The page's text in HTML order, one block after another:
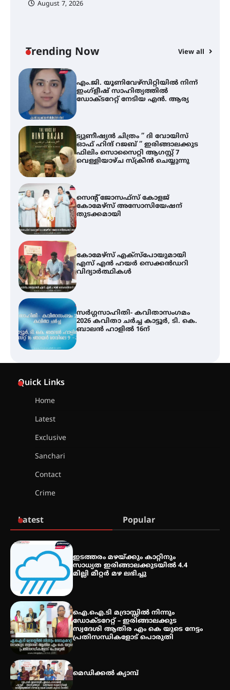
August 7, 2026
Trending Now View all
ട്യുണീഷ്യൻ ചിത്രം ” ദി വോയിസ്
ഓഫ് ഹിന്ദ് റജബ് ” ഇരിങ്ങാലക്കുട
ഫിലിം സൊസൈറ്റി ആഗസ്റ്റ് 7
വെള്ളിയാഴ്ച സ്‌ക്രീൻ ചെയ്യുന്നു
സെന്റ് ജോസഫ്സ് കോളജ്
കോമേഴ്‌സ് അസോസിയേഷന്
തുടക്കമായി
കോമേഴ്സ് എക്സ്പോയുമായി
എസ് എൻ ഹയർ സെക്കൻഡറി
വിദ്യാർത്ഥികൾ
സർഗ്ഗസാഹിതി- കവിതാസംഗമം
2026 കവിതാ ചർച്ച കാട്ടൂർ, ടി. കെ.
ബാലൻ ഹാളിൽ 16ന്
ശക്തമായ മഴ തുടരുന്നു – തൃശൂർ
ജില്ലയിൽ എല്ലാ വിദ്യാഭ്യാസ
സ്ഥാപനങ്ങൾക്കും ശനിയാഴ്ച
അവധി
എസ് എൻ ഹയർ സെക്കൻഡറി
വിദ്യാർത്ഥികൾ
2026 കവിതാ ചർച്ച കാട്ടൂർ, ടി. കെ.
ബാലൻ ഹാളിൽ 16ന്
Quick Links
Home
Latest
Exclusive
Sanchari
Contact
Crime
Latest Popular
ഇടത്തരം മഴയ്ക്കും കാറ്റിനും
സാധ്യത ഇരിങ്ങാലക്കുടയിൽ 4.4
മില്ലി മീറ്റർ മഴ ലഭിച്ചു
ഐ.ഐ.ടി മദ്രാസ്സിൽ നിന്നും
ഡോക്ടറേറ്റ് – ഇരിങ്ങാലക്കുട
സ്വദേശി ആതിര എം കെ യുടെ നേട്ടം
പ്രതിസന്ധികളോട് പൊരുതി
മെഡിക്കൽ ക്യാമ്പ്